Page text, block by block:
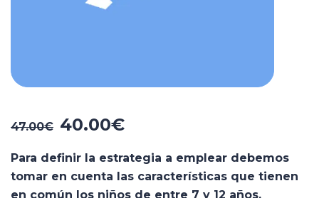
47.00€ 40.00€
Para definir la estrategia a emplear debemos
tomar en cuenta las características que tienen
en común los niños de entre 7 y 12 años.